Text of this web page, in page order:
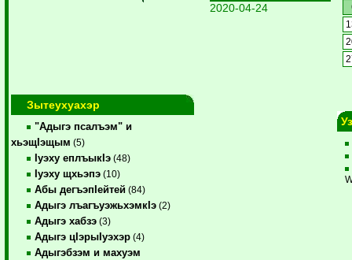
Зытеухуахэр
"Адыгэ псалъэм" и
хьэщIэщым (5)
Iуэху еплъыкIэ (48)
Iуэху щхьэпэ (10)
Абы дегъэпIейтей (84)
Адыгэ лъагъуэжьхэмкIэ (2)
Адыгэ хабзэ (3)
Адыгэ цIэрыIуэхэр (4)
Адыгэбзэм и махуэм
2020-04-24